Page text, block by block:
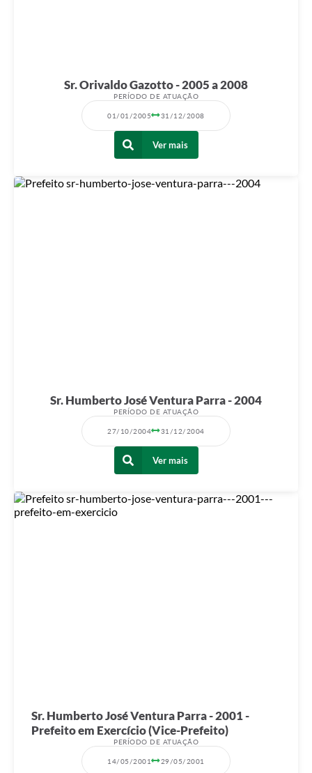
Sr. Orivaldo Gazotto - 2005 a 2008
PERÍODO DE ATUAÇÃO
01/01/2005 31/12/2008
Ver mais
Sr. Humberto José Ventura Parra - 2004
PERÍODO DE ATUAÇÃO
27/10/2004 31/12/2004
Ver mais
Sr. Humberto José Ventura Parra - 2001 -
Prefeito em Exercício (Vice-Prefeito)
PERÍODO DE ATUAÇÃO
14/05/2001 29/05/2001